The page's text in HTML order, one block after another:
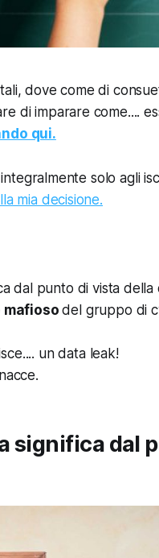
dove come di
di imparare come....
qui.
solo agli
mia decisione.
dal punto di vista
mafiosodel gruppo di
un data leak!
significa dal